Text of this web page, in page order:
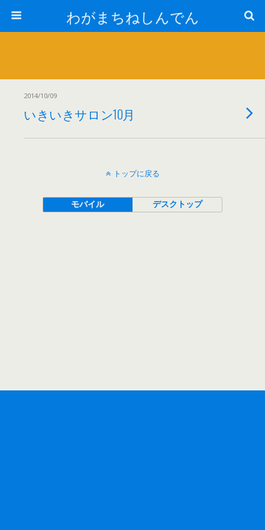
わがまちねしんでん
2014/10/09
いきいきサロン10月
トップに戻る
モバイル デスクトップ